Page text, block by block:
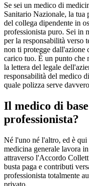
Se sei un medico di
Sanitario Nazionale, la tua
del collega dipendente in
professionista puro. Sei in
per la responsabilità verso
non ti protegge dall'azione
carico tuo. È un punto
la lettera del legale
responsabilità del medico
quale polizza serve
Il medico di
professionista?
Né l'uno né l'altro, ed è
medicina generale lavora
attraverso l'Accordo
busta paga e contributi
professionista totalmente
privato.